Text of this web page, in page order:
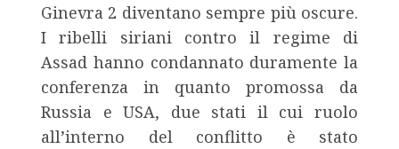
Ginevra 2 diventano sempre più oscure.
I ribelli siriani contro il regime di
Assad hanno condannato duramente la
conferenza in quanto promossa da
Russia e USA, due stati il cui ruolo
all’interno del conflitto è stato